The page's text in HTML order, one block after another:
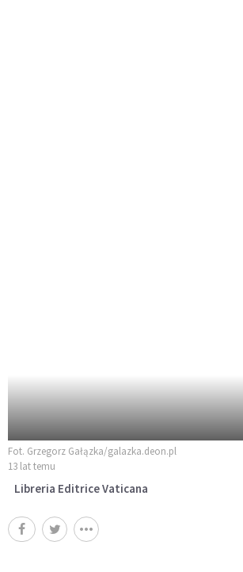
Fot. Grzegorz Gałązka/galazka.deon.pl
13 lat temu
Libreria Editrice Vaticana